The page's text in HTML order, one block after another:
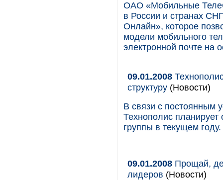
ОАО «Мобильные
в России и странах
Онлайн», которое
модели мобильного
электронной почте на
09.01.2008
структуру (Новости)
В связи с постоянным
Технополис планирует
группы в текущем году.
09.01.2008 Прощай,
лидеров (Новости)